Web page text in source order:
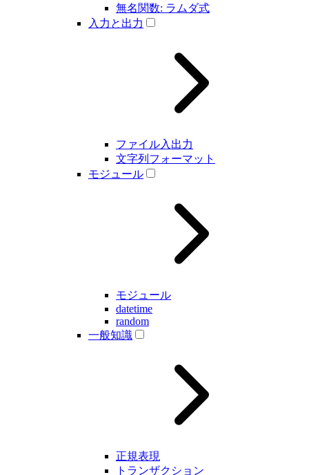
無名関数: ラムダ式
入力と出力
ファイル入出力
文字列フォーマット
モジュール
モジュール
datetime
random
一般知識
正規表現
トランザクション